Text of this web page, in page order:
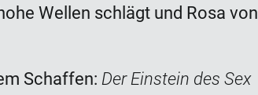
Wellen schlägt und Rosa von
Schaffen: Der Einstein des Sex